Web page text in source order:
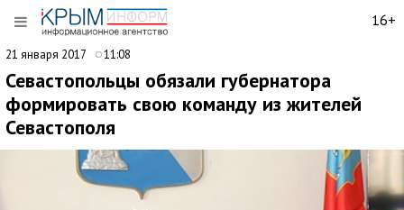
16+
21 января 2017 11:08
Севастопольцы обязали губернатора
формировать свою команду из жителей
Севастополя